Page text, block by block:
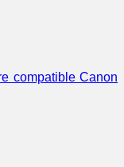
compatible Canon